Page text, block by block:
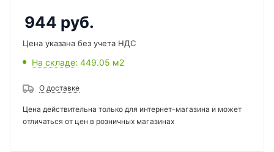
944 руб.
Цена указана без учета НДС
На складе: 449.05 м2
О доставке
Цена действительна только для интернет-магазина и может
отличаться от цен в розничных магазинах